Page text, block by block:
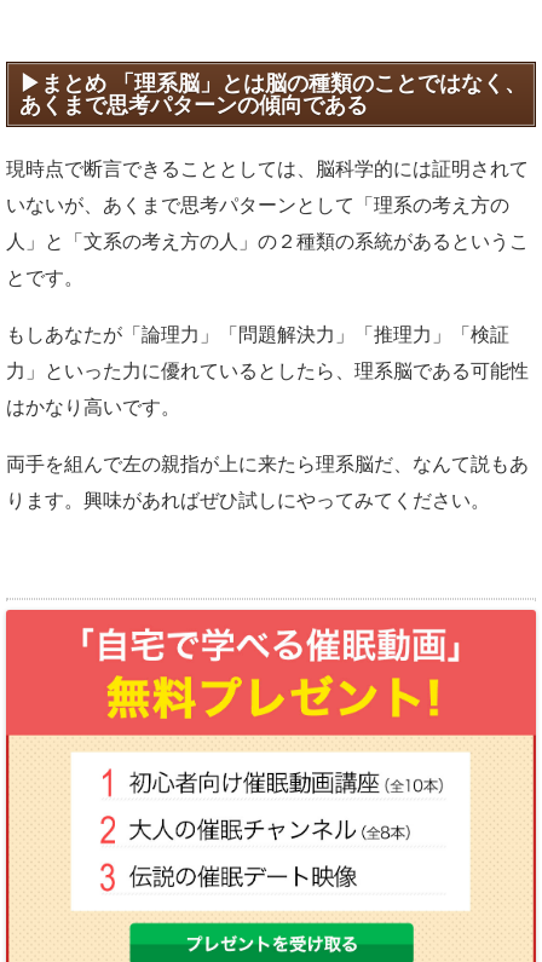
まとめ 「理系脳」とは脳の種類のことではなく、
あくまで思考パターンの傾向である
現時点で断言できることとしては、脳科学的には証明されて
いないが、あくまで思考パターンとして「理系の考え方の
人」と「文系の考え方の人」の２種類の系統があるというこ
とです。
もしあなたが「論理力」「問題解決力」「推理力」「検証
力」といった力に優れているとしたら、理系脳である可能性
はかなり高いです。
両手を組んで左の親指が上に来たら理系脳だ、なんて説もあ
ります。興味があればぜひ試しにやってみてください。